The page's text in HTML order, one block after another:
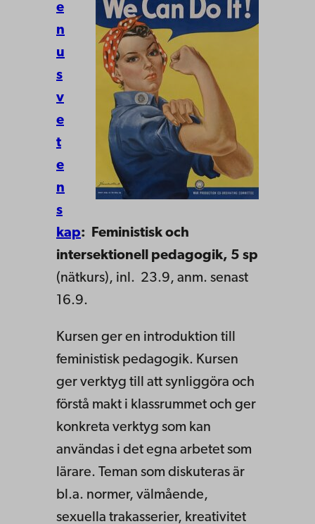
e
n
u
s
v
e
t
e
n
s
kap: Feministisk och
intersektionell pedagogik, 5 sp
(nätkurs), inl. 23.9, anm. senast
16.9.
Kursen ger en introduktion till
feministisk pedagogik. Kursen
ger verktyg till att synliggöra och
förstå makt i klassrummet och ger
konkreta verktyg som kan
användas i det egna arbetet som
lärare. Teman som diskuteras är
bl.a. normer, välmående,
sexuella trakasserier, kreativitet